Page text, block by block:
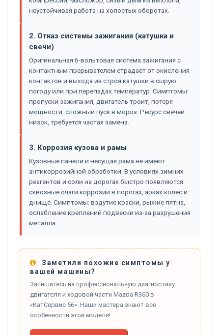
неустойчивая работа на холостых оборотах.
2. Отказ системы зажигания (катушка и
свечи)
Оригинальная 6-вольтовая система зажигания с
контактным прерывателем страдает от окисления
контактов и выхода из строя катушки в сырую
погоду или при перепадах температур. Симптомы:
пропуски зажигания, двигатель троит, потеря
мощности, сложный пуск в мороз. Ресурс свечей
низок, требуется частая замена.
3. Коррозия кузова и рамы
Кузовные панели и несущая рама не имеют
антикоррозийной обработки. В условиях зимних
реагентов и соли на дорогах быстро появляются
сквозные очаги коррозии в порогах, арках колес и
днище. Симптомы: вздутие краски, рыжие пятна,
ослабление креплений подвески из-за разрушения
металла.
Заметили похожие симптомы у
вашей машины?
Запишитесь на профессиональную диагностику
двигателя и ходовой части Mazda R360 в
«КатСервис 56». Наши мастера знают все
особенности этой модели!